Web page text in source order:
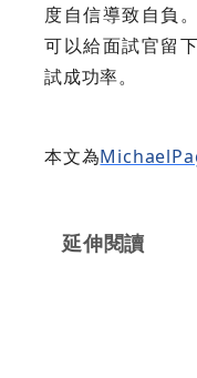
度自信導致自負
可以給面試官留
試成功率。
本文為
延伸閱讀